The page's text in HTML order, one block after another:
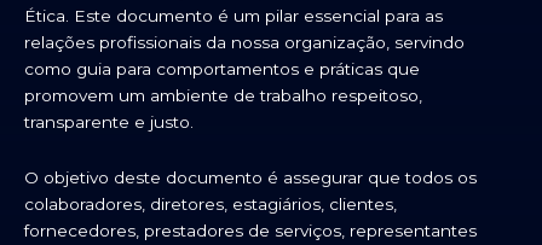
Ética. Este documento é um pilar essencial para as
relações profissionais da nossa organização, servindo
como guia para comportamentos e práticas que
promovem um ambiente de trabalho respeitoso,
transparente e justo.
O objetivo deste documento é assegurar que todos os
colaboradores, diretores, estagiários, clientes,
fornecedores, prestadores de serviços, representantes